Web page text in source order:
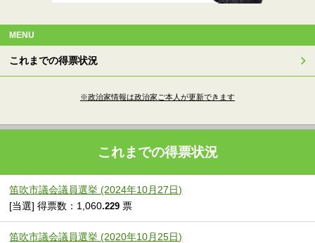
MENU
これまでの得票状況
※政治家情報は政治家ご本人が更新できます
これまでの得票状況
笛吹市議会議員選挙 (2024年10月27日)
[当選] 得票数：1,060.229 票
笛吹市議会議員選挙 (2020年10月25日)